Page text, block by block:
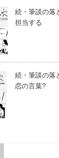
続・筆談の
担当する
続・筆談の
恋の言葉?